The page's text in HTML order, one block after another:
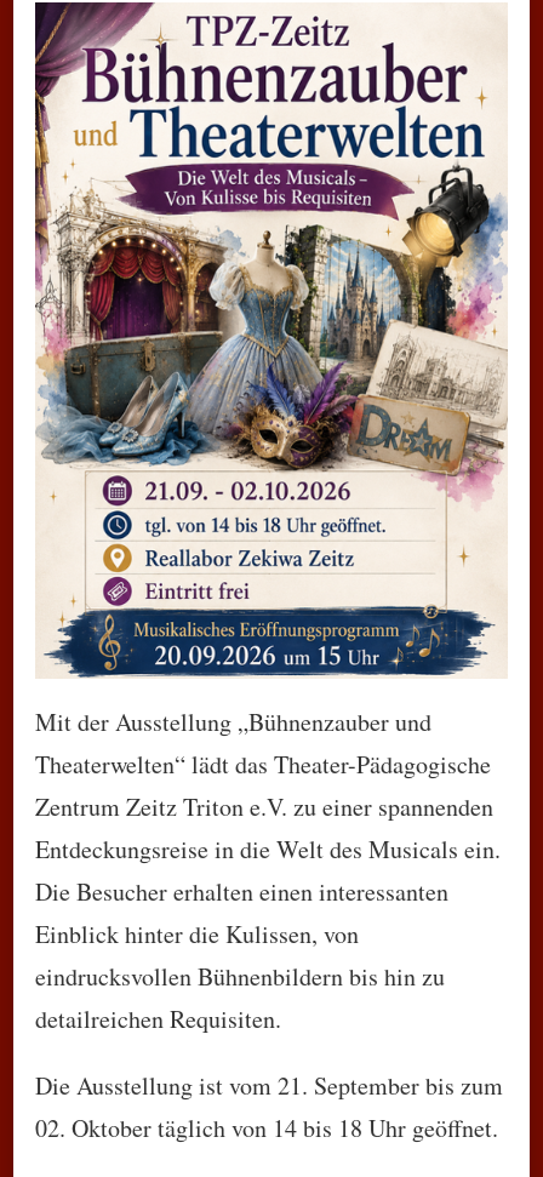
Mit der Ausstellung „Bühnenzauber und
Theaterwelten“ lädt das Theater-Pädagogische
Zentrum Zeitz Triton e.V. zu einer spannenden
Entdeckungsreise in die Welt des Musicals ein.
Die Besucher erhalten einen interessanten
Einblick hinter die Kulissen, von
eindrucksvollen Bühnenbildern bis hin zu
detailreichen Requisiten.
Die Ausstellung ist vom 21. September bis zum
02. Oktober täglich von 14 bis 18 Uhr geöffnet.